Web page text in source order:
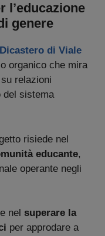
l’educazione
genere
di Viale
organico che mira
relazioni
del sistema
risiede nel
educante,
operante negli
nel superare la
per approdare a